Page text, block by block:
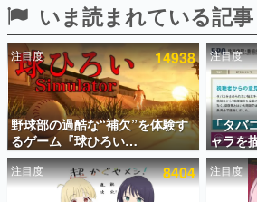
ピックアップ
電ファミのいま読まれている記事ランキン
アプリセール情報
インタビュー
連載・特集一覧
いま読まれている記事
注目度 14938
野球部の過酷な“補欠”を体験す
るゲーム『球ひろい
Simulator』が「1件」のウィッ
シュリストをもとにチェコ語に
対応しSNSで話題に。『キング
注目度
「タバ
ャラを
聴者の
薬物の
て、
注目度 8404 注目度